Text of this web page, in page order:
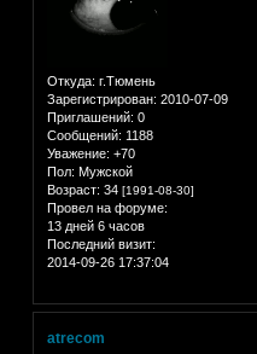
Откуда: г.Тюмень
Зарегистрирован: 2010-07-09
Приглашений: 0
Сообщений: 1188
Уважение: +70
Пол: Мужской
Возраст: 34 [1991-08-30]
Провел на форуме:
13 дней 6 часов
Последний визит:
2014-09-26 17:37:04
atrecom